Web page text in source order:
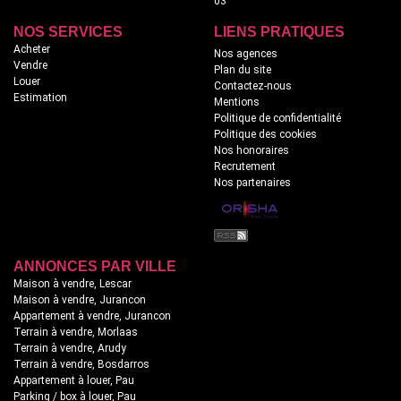
qualité de construction et cadre de vie exceptionnel. DPE: C
Honoraires inclus à la charge du vendeur
NOS SERVICES
Acheter
Vendre
Louer
Estimation
LIENS PRATIQUES
Nos agences
Plan du site
Contactez-nous
Mentions
Politique de confidentialité
Politique des cookies
Nos honoraires
Recrutement
Nos partenaires
ANNONCES PAR VILLE
Maison à vendre, Lescar
Maison à vendre, Jurancon
Appartement à vendre, Jurancon
Terrain à vendre, Morlaas
Terrain à vendre, Arudy
Terrain à vendre, Bosdarros
Appartement à louer, Pau
Parking / box à louer, Pau